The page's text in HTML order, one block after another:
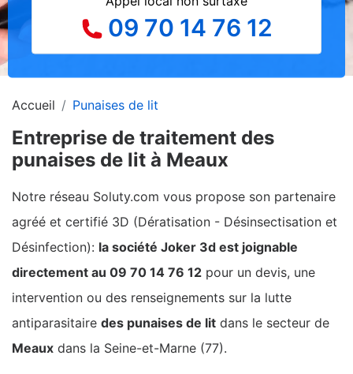
09 70 14 76 12
Accueil Punaises de lit
Entreprise de traitement des
punaises de lit à Meaux
Notre réseau Soluty.com vous propose son partenaire
agréé et certifié 3D (Dératisation - Désinsectisation et
Désinfection): la société Joker 3d est joignable
directement au 09 70 14 76 12 pour un devis, une
intervention ou des renseignements sur la lutte
antiparasitaire des punaises de lit dans le secteur de
Meaux dans la Seine-et-Marne (77).